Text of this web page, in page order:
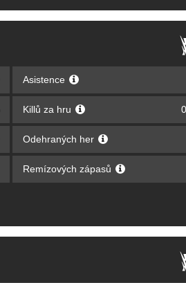
Asistence
Killů za hru
Odehraných her
Remízových zápasů